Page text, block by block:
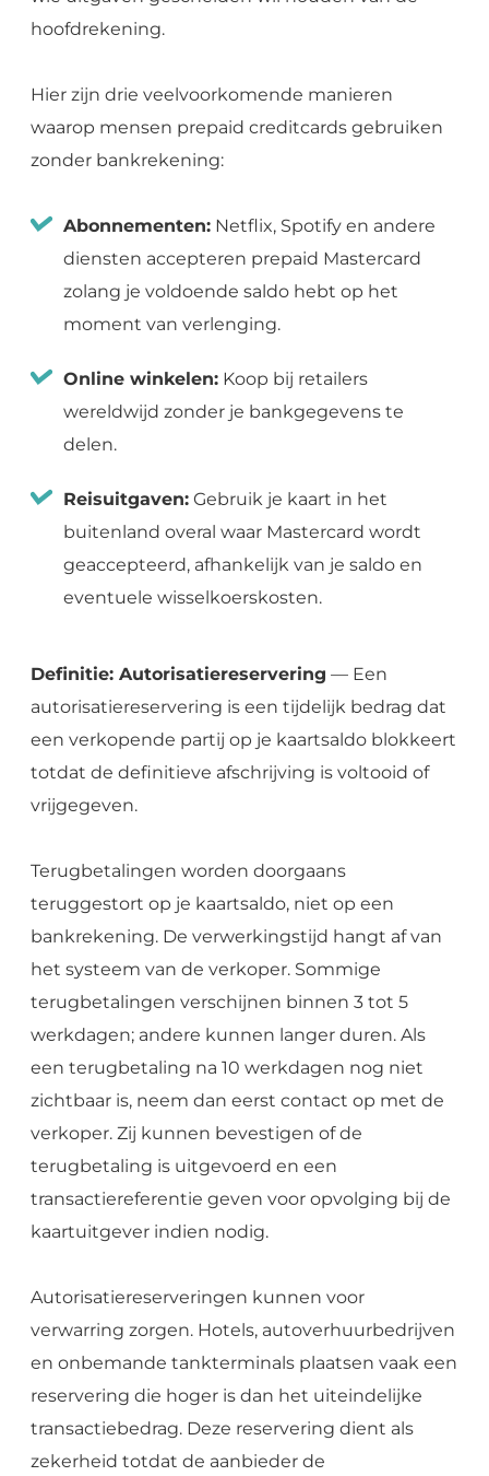
hoofdrekening.
Hier zijn drie veelvoorkomende manieren
waarop mensen prepaid creditcards gebruiken
zonder bankrekening:
Abonnementen: Netflix, Spotify en andere
diensten accepteren prepaid Mastercard
zolang je voldoende saldo hebt op het
moment van verlenging.
Online winkelen: Koop bij retailers
wereldwijd zonder je bankgegevens te
delen.
Reisuitgaven: Gebruik je kaart in het
buitenland overal waar Mastercard wordt
geaccepteerd, afhankelijk van je saldo en
eventuele wisselkoerskosten.
Definitie: Autorisatiereservering — Een
autorisatiereservering is een tijdelijk bedrag dat
een verkopende partij op je kaartsaldo blokkeert
totdat de definitieve afschrijving is voltooid of
vrijgegeven.
Terugbetalingen worden doorgaans
teruggestort op je kaartsaldo, niet op een
bankrekening. De verwerkingstijd hangt af van
het systeem van de verkoper. Sommige
terugbetalingen verschijnen binnen 3 tot 5
werkdagen; andere kunnen langer duren. Als
een terugbetaling na 10 werkdagen nog niet
zichtbaar is, neem dan eerst contact op met de
verkoper. Zij kunnen bevestigen of de
terugbetaling is uitgevoerd en een
transactiereferentie geven voor opvolging bij de
kaartuitgever indien nodig.
Autorisatiereserveringen kunnen voor
verwarring zorgen. Hotels, autoverhuurbedrijven
en onbemande tankterminals plaatsen vaak een
reservering die hoger is dan het uiteindelijke
transactiebedrag. Deze reservering dient als
zekerheid totdat de aanbieder de